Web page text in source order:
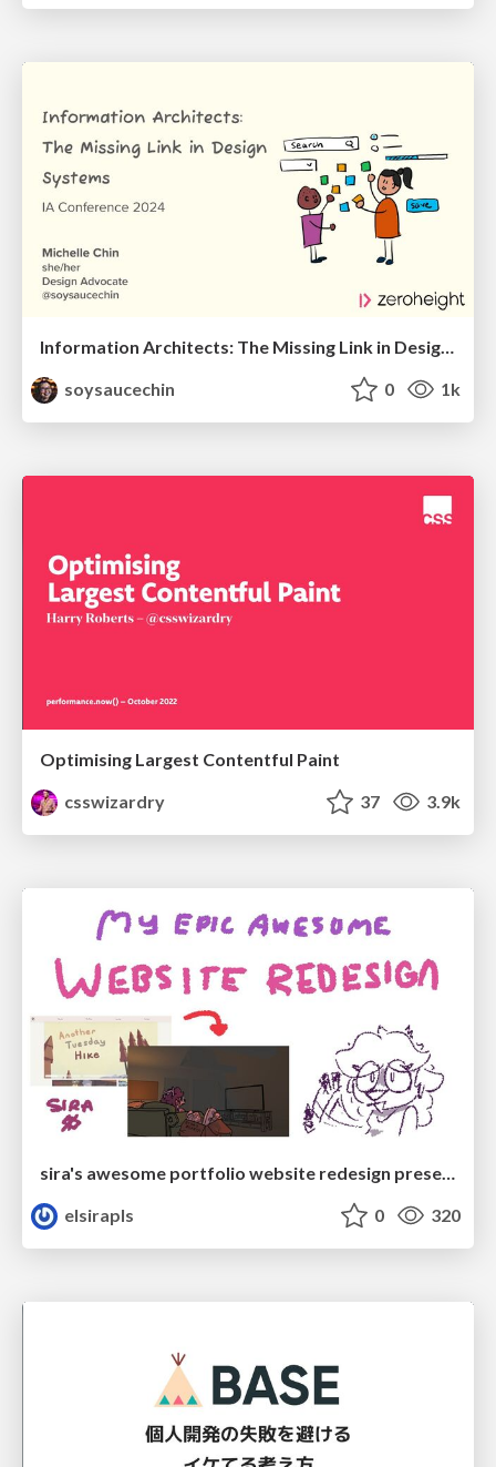
Information Architects: The Missing Link in Design Systems
soysaucechin
0 1k
Optimising Largest Contentful Paint
csswizardry
37 3.9k
elsirapls
0 320